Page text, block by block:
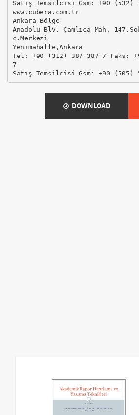
DOWNLOAD